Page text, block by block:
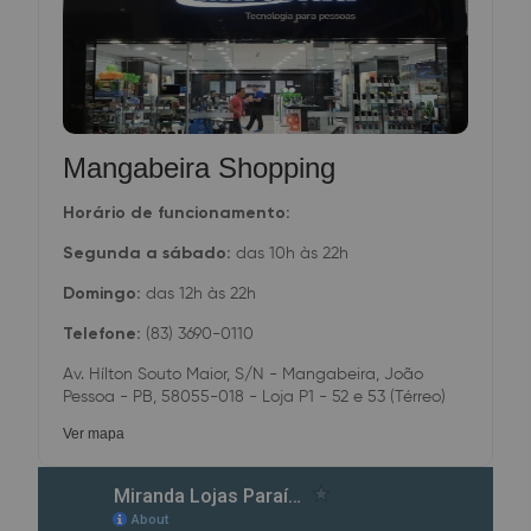
Mangabeira Shopping
Horário de funcionamento:
Segunda a sábado: das 10h às 22h
Domingo: das 12h às 22h
Telefone: (83) 3690-0110
Av. Hílton Souto Maior, S/N - Mangabeira, João
Pessoa - PB, 58055-018 - Loja P1 - 52 e 53 (Térreo)
Ver mapa